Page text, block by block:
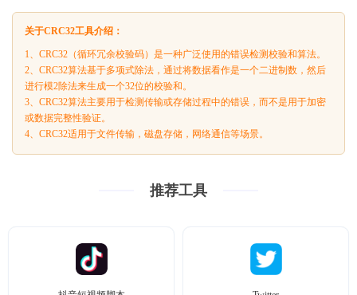
关于CRC32工具介绍：
1、CRC32（循环冗余校验码）是一种广泛使用的错误检测校验和算法。
2、CRC32算法基于多项式除法，通过将数据看作是一个二进制数，然后
进行模2除法来生成一个32位的校验和。
3、CRC32算法主要用于检测传输或存储过程中的错误，而不是用于加密
或数据完整性验证。
4、CRC32适用于文件传输，磁盘存储，网络通信等场景。
推荐工具